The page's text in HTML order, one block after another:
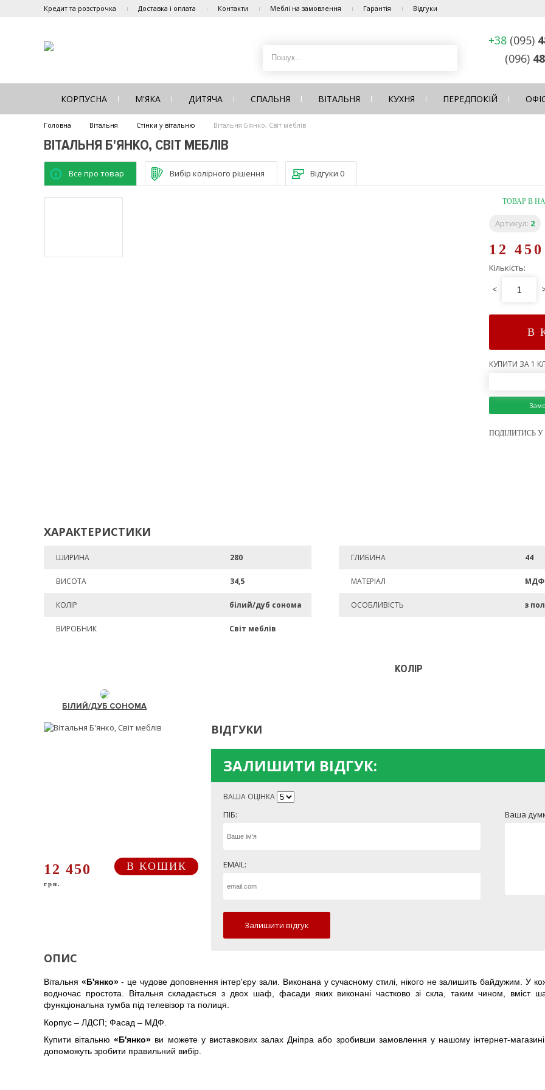
Кредит та розстрочка Доставка і оплата Контакти Меблі на замовлення Гарантія Відгуки
+38 (095)
(096)
КОРПУСНА М'ЯКА ДИТЯЧА СПАЛЬНЯ ВІТАЛЬНЯ КУХНЯ ПЕРЕДПОКІЙ
Головна Вітальня Стінки у вітальню Вітальня Б'янко, Світ меблів
ВІТАЛЬНЯ Б'ЯНКО, СВІТ МЕБЛІВ
Все про товар Вибір колірного рішення Відгуки 0
ТОВАР В
Артикул: 2
12 450
Кількість:
<
В
КУПИТИ ЗА 1
ПОДІЛИТИСЬ
ХАРАКТЕРИСТИКИ
ШИРИНА 280 ГЛИБИНА 44
ВИСОТА 34,5 МАТЕРІАЛ МДФ
КОЛІР білий/дуб сонома ОСОБЛИВІСТЬ з
ВИРОБНИК Світ меблів
КОЛІР
БІЛИЙ/ДУБ СОНОМА
12 450
грн.
В КОШИК
ВІДГУКИ
ЗАЛИШИТИ ВІДГУК:
ВАША ОЦІНКА
ПІБ:
EMAIL:
Ваша
Залишити відгук
ОПИС
Вітальня «Б'янко»- це чудове доповнення інтер'єру зали. Виконана у сучасному стилі, нікого не залишить байдужим. У
водночас простота. Вітальня складається з двох шаф, фасади яких виконані частково зі скла, таким чином, вміст
функціональна тумба під телевізор та полиця.
Корпус – ЛДСП; Фасад – МДФ.
Купити вітальню«Б'янко» ви можете у виставкових залах Дніпра або зробивши замовлення у нашому інтернет-
допоможуть зробити правильний вибір.